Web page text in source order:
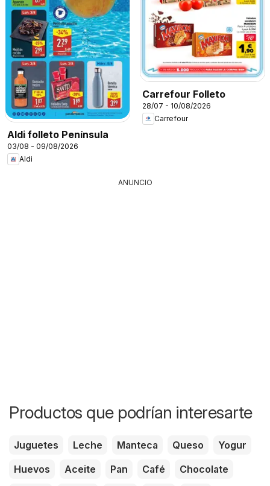
Aldi folleto Península
03/08 - 09/08/2026
Aldi
Carrefour Folleto
28/07 - 10/08/2026
Carrefour
ANUNCIO
Productos que podrían interesarte
Juguetes Leche Manteca Queso
Yogur
Huevos
Aceite Pan Café
Chocolate